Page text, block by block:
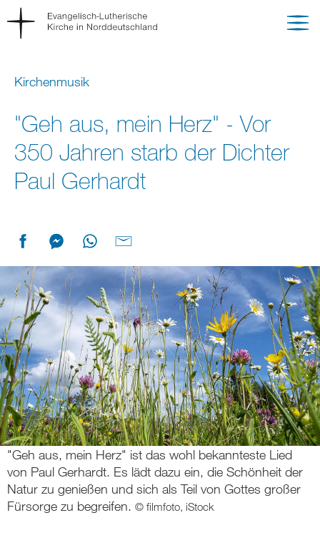
Kirchenmusik
"Geh aus, mein Herz" - Vor
350 Jahren starb der Dichter
Paul Gerhardt
"Geh aus, mein Herz" ist das wohl bekannteste Lied
von Paul Gerhardt. Es lädt dazu ein, die Schönheit der
Natur zu genießen und sich als Teil von Gottes großer
Fürsorge zu begreifen. © filmfoto, iStock